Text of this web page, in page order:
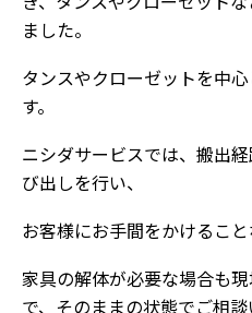
ました。
タンスやクローゼットを中心
す。
ニシダサービスでは、搬出
び出しを行い、
お客様にお手間をかけるこ
家具の解体が必要な場合も
で、そのままの状態でご相談